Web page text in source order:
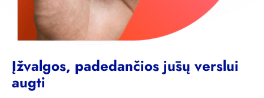
Įžvalgos, padedančios jūsų verslui
augti